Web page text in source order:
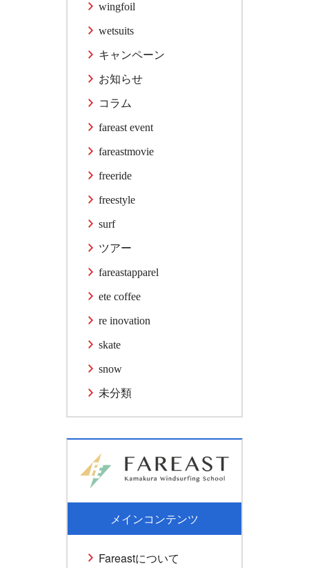
wingfoil
wetsuits
キャンペーン
お知らせ
コラム
fareast event
fareastmovie
freeride
freestyle
surf
ツアー
fareastapparel
ete coffee
re inovation
skate
snow
未分類
メインコンテンツ
Fareastについて